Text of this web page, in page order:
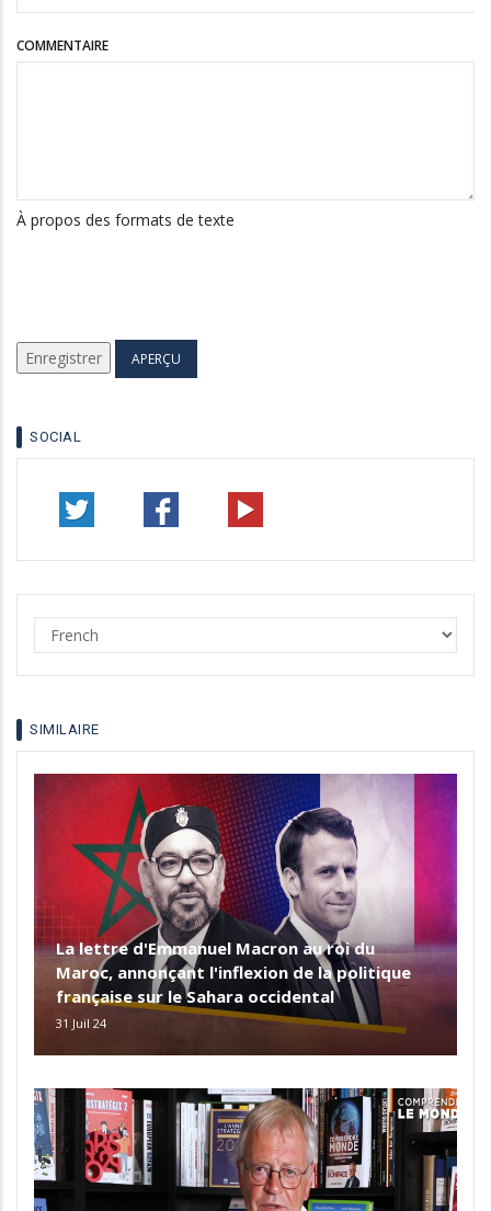
COMMENTAIRE
À propos des formats de texte
SOCIAL
Select
your
language
SIMILAIRE
La lettre d'Emmanuel Macron au roi du
Maroc, annonçant l'inflexion de la politique
française sur le Sahara occidental
31 Juil 24